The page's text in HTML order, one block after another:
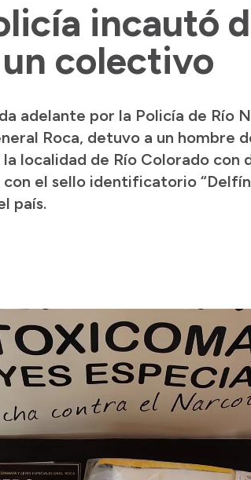
incautó
colectivo
adelante por la Policía de Río
Roca, detuvo a un hombre
localidad de Río Colorado con
el sello identificatorio “Delfín
país.